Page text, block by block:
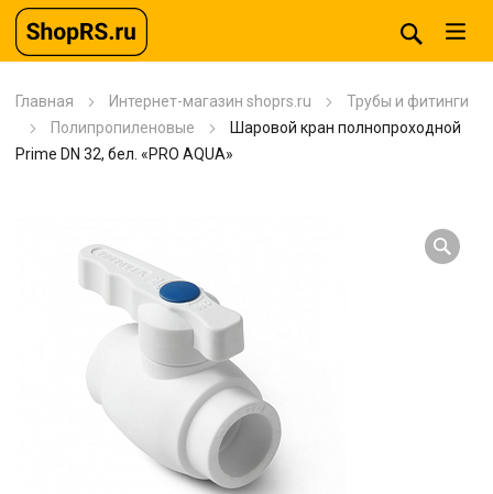
Главная Интернет-магазин shoprs.ru
Трубы и фитинги
Полипропиленовые
Шаровой кран полнопроходной
Prime DN 32, бел. «PRO AQUA»